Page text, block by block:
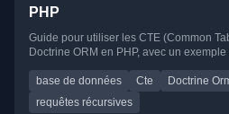
PHP
Guide pour utiliser les CTE (Common
Doctrine ORM en PHP, avec un
base de données Cte Doctrine
requêtes récursives